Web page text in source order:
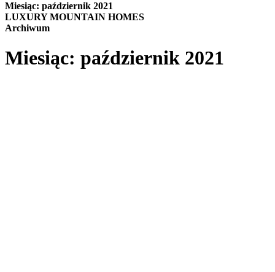
Miesiąc: październik 2021
LUXURY MOUNTAIN HOMES
Archiwum
Miesiąc: październik 2021